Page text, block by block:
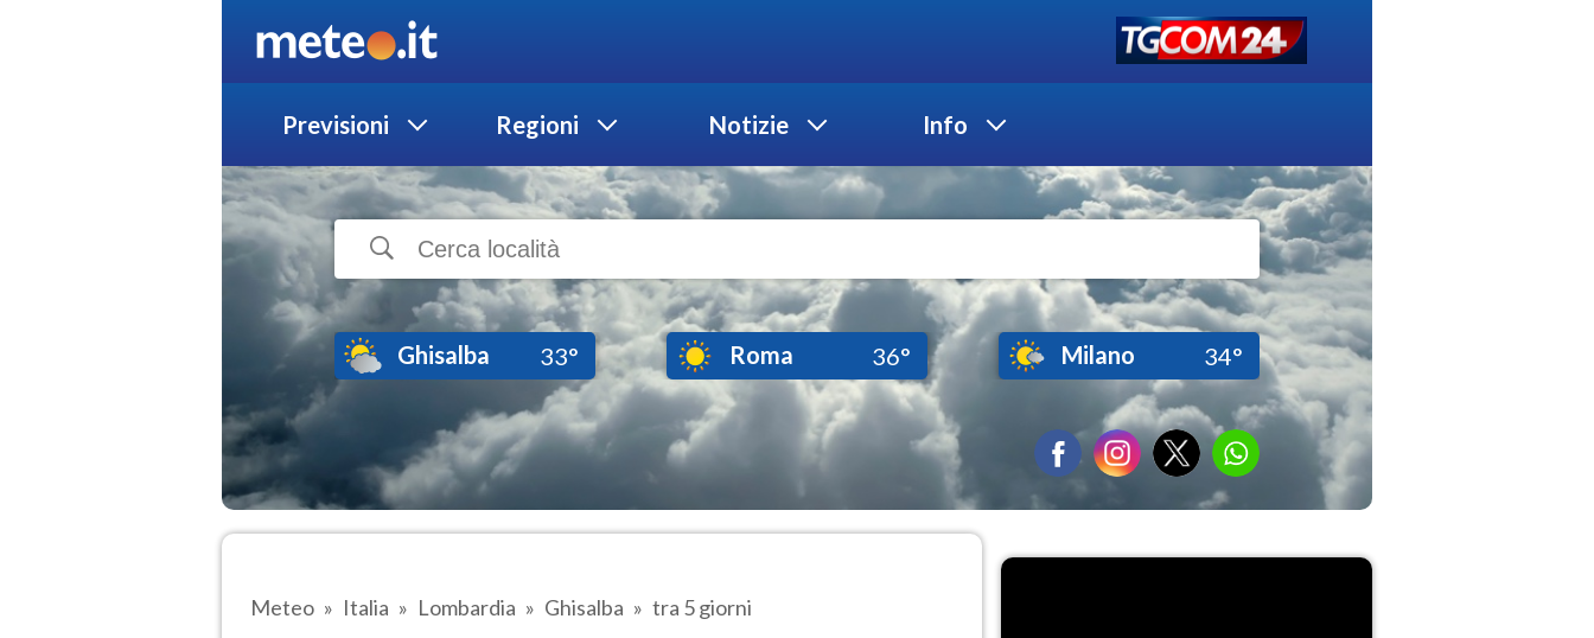
Previsioni Regioni Notizie Info
Ghisalba 33° Roma 36° Milano 34°
Meteo Italia Lombardia Ghisalba tra 5 giorni